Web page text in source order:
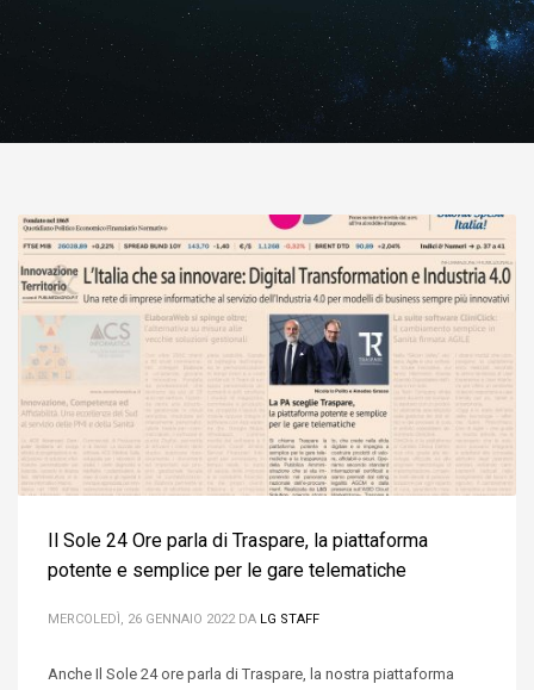
Il Sole 24 Ore parla di Traspare, la piattaforma
potente e semplice per le gare telematiche
MERCOLEDÌ, 26 GENNAIO 2022 DA LG STAFF
Anche Il Sole 24 ore parla di Traspare, la nostra piattaforma